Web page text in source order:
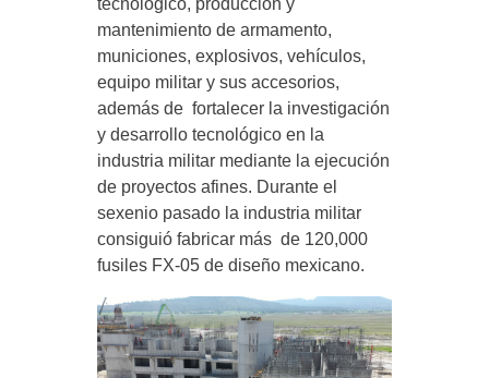
mantenimiento de armamento,
municiones, explosivos, vehículos,
equipo militar y sus accesorios,
además de fortalecer la investigación
y desarrollo tecnológico en la
industria militar mediante la ejecución
de proyectos afines. Durante el
sexenio pasado la industria militar
consiguió fabricar más de 120,000
fusiles FX-05 de diseño mexicano.